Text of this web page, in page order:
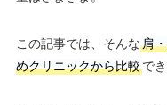
この記事では、そんな肩
めクリニックから比較でき